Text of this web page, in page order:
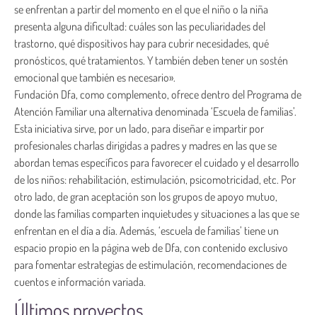
se enfrentan a partir del momento en el que el niño o la niña
presenta alguna dificultad: cuáles son las peculiaridades del
trastorno, qué dispositivos hay para cubrir necesidades, qué
pronósticos, qué tratamientos. Y también deben tener un sostén
emocional que también es necesario».
Fundación Dfa, como complemento, ofrece dentro del Programa de
Atención Familiar una alternativa denominada ‘Escuela de familias’.
Esta iniciativa sirve, por un lado, para diseñar e impartir por
profesionales charlas dirigidas a padres y madres en las que se
abordan temas específicos para favorecer el cuidado y el desarrollo
de los niños: rehabilitación, estimulación, psicomotricidad, etc. Por
otro lado, de gran aceptación son los grupos de apoyo mutuo,
donde las familias comparten inquietudes y situaciones a las que se
enfrentan en el día a día. Además, ‘escuela de familias’ tiene un
espacio propio en la página web de Dfa, con contenido exclusivo
para fomentar estrategias de estimulación, recomendaciones de
cuentos e información variada.
Últimos proyectos